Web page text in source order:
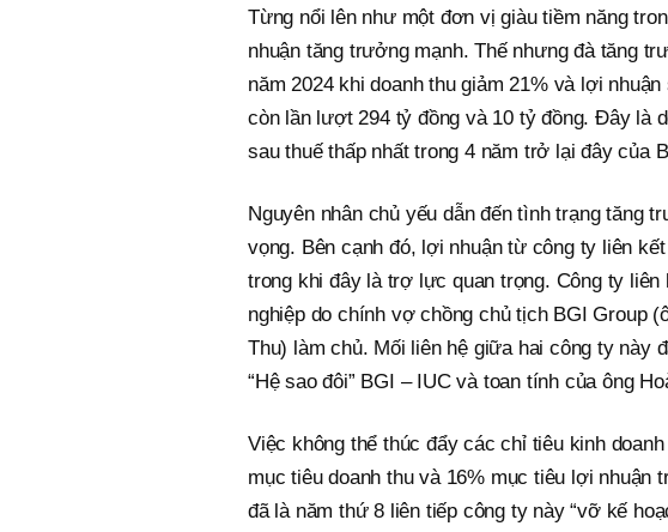
Từng nổi lên như một đơn vị giàu tiềm năng
nhuận tăng trưởng mạnh. Thế nhưng đà tăng
năm 2024 khi doanh thu giảm 21% và lợi
còn lần lượt 294 tỷ đồng và 10 tỷ đồng. Đây là
sau thuế thấp nhất trong 4 năm trở lại đây của
Nguyên nhân chủ yếu dẫn đến tình trạng tăng
vọng. Bên cạnh đó, lợi nhuận từ công ty liên
trong khi đây là trợ lực quan trọng. Công ty
nghiệp do chính vợ chồng chủ tịch BGI Group
Thu) làm chủ. Mối liên hệ giữa hai công ty này
“Hệ sao đôi” BGI – IUC và toan tính của ông
Việc không thể thúc đẩy các chỉ tiêu kinh
mục tiêu doanh thu và 16% mục tiêu lợi
đã là năm thứ 8 liên tiếp công ty này “vỡ kế